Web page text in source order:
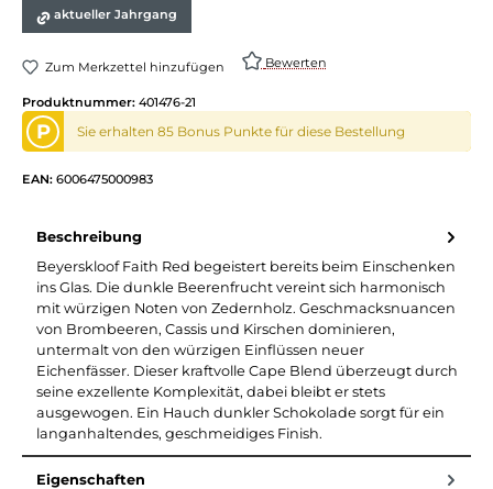
aktueller Jahrgang
Zum Merkzettel hinzufügen Bewerten
Produktnummer: 401476-21
P Sie erhalten 85 Bonus Punkte für diese Bestellung
EAN: 6006475000983
Beschreibung
Beyerskloof Faith Red begeistert bereits beim Einschenken
ins Glas. Die dunkle Beerenfrucht vereint sich harmonisch
mit würzigen Noten von Zedernholz. Geschmacksnuancen
von Brombeeren, Cassis und Kirschen dominieren,
untermalt von den würzigen Einflüssen neuer
Eichenfässer. Dieser kraftvolle Cape Blend überzeugt durch
seine exzellente Komplexität, dabei bleibt er stets
ausgewogen. Ein Hauch dunkler Schokolade sorgt für ein
langanhaltendes, geschmeidiges Finish.
Eigenschaften